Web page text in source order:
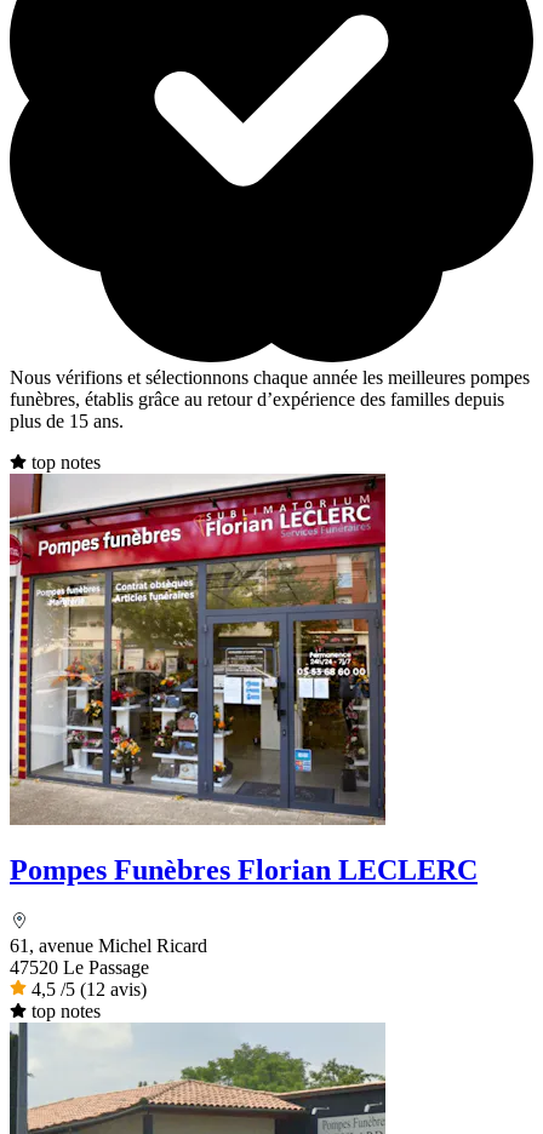
Nous vérifions et sélectionnons chaque année les meilleures pompes
funèbres, établis grâce au retour d’expérience des familles depuis
plus de 15 ans.
top notes
Pompes Funèbres Florian LECLERC
61, avenue Michel Ricard
47520 Le Passage
4,5 /5 (12 avis)
top notes